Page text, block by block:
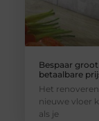
Bespaar
betaalbare
Het
nieuwe vloer
als je